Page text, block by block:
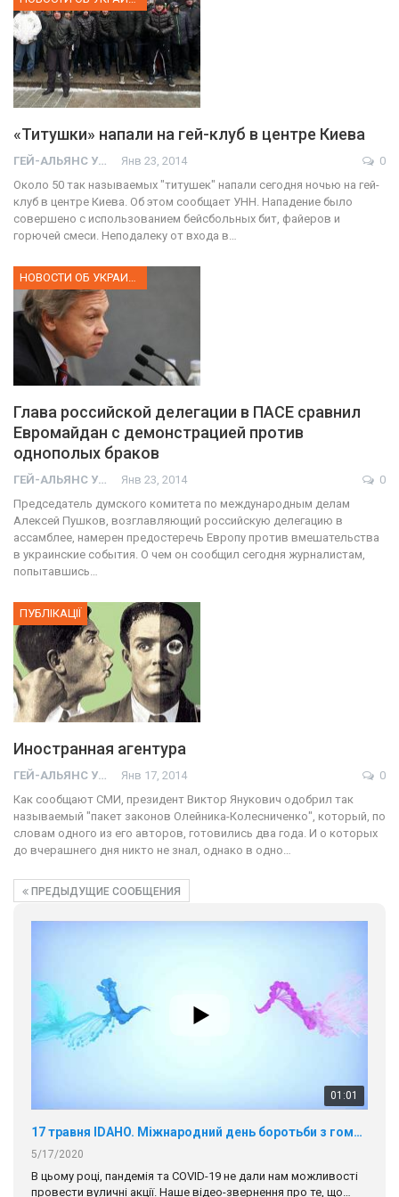
«Титушки» напали на гей-клуб в центре Киева
ГЕЙ-АЛЬЯНС УКРАИНА Янв 23, 2014
0
Около 50 так называемых "титушек" напали сегодня ночью на гей-
клуб в центре Киева. Об этом сообщает УНН. Нападение было
совершено с использованием бейсбольных бит, файеров и
горючей смеси. Неподалеку от входа в…
Глава российской делегации в ПАСЕ сравнил
Евромайдан с демонстрацией против
однополых браков
ГЕЙ-АЛЬЯНС УКРАИНА Янв 23, 2014
0
Председатель думского комитета по международным делам
Алексей Пушков, возглавляющий российскую делегацию в
ассамблее, намерен предостеречь Европу против вмешательства
в украинские события. О чем он сообщил сегодня журналистам,
попытавшись…
ПУБЛІКАЦІЇ
Иностранная агентура
ГЕЙ-АЛЬЯНС УКРАИНА Янв 17, 2014
0
Как сообщают СМИ, президент Виктор Янукович одобрил так
называемый "пакет законов Олейника-Колесниченко", который, по
словам одного из его авторов, готовились два года. И о которых
до вчерашнего дня никто не знал, однако в одно…
ПРЕДЫДУЩИЕ СООБЩЕНИЯ
01:01
17 травня IDAHO. Міжнародний день боротьби з гомофобією трансфобією і біфобія.
5/17/2020
В цьому році, пандемія та COVІD-19 не дали нам можливості
провести вуличні акції. Наше відео-звернення про те, що